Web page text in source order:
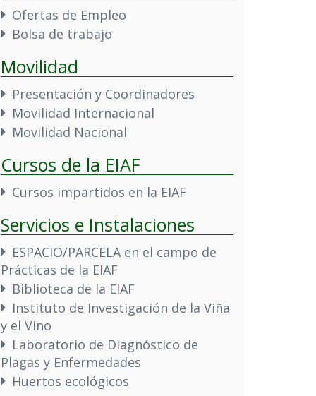
Ofertas de Empleo
Bolsa de trabajo
Movilidad
Presentación y Coordinadores
Movilidad Internacional
Movilidad Nacional
Cursos de la EIAF
Cursos impartidos en la EIAF
Servicios e Instalaciones
ESPACIO/PARCELA en el campo de
Prácticas de la EIAF
Biblioteca de la EIAF
Instituto de Investigación de la Viña
y el Vino
Laboratorio de Diagnóstico de
Plagas y Enfermedades
Huertos ecológicos